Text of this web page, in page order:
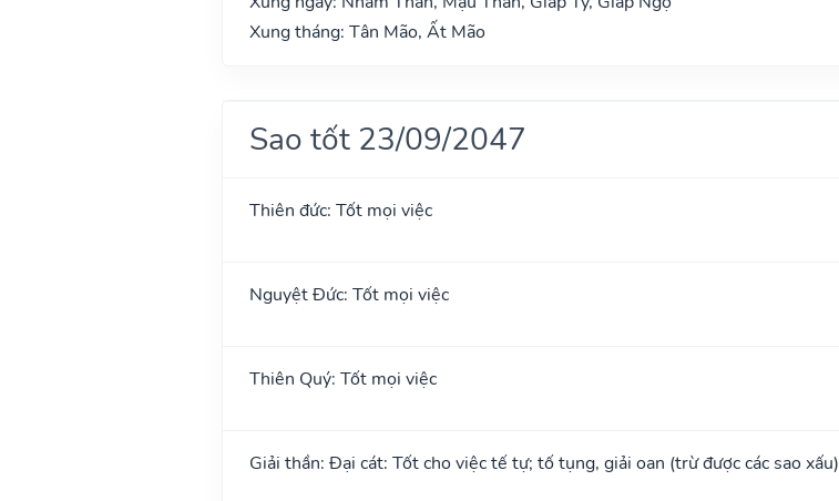
Xung tháng: Tân Mão, Ất Mão
Sao tốt 23/09/2047
Thiên đức: Tốt mọi việc
Nguyệt Đức: Tốt mọi việc
Thiên Quý: Tốt mọi việc
Giải thần: Đại cát: Tốt cho việc tế tự; tố tụng, giải oan (trừ được các sao xấu)